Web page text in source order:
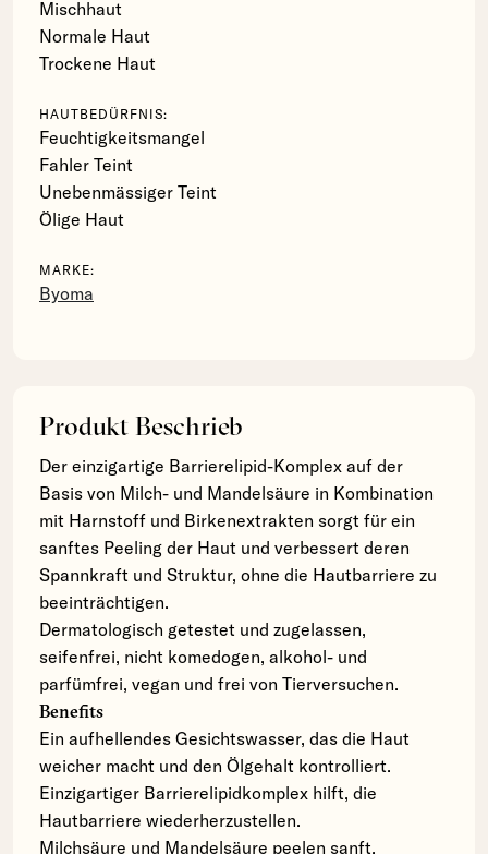
Mischhaut
Normale Haut
Trockene Haut
HAUTBEDÜRFNIS:
Feuchtigkeitsmangel
Fahler Teint
Unebenmässiger Teint
Ölige Haut
MARKE:
Byoma
Produkt Beschrieb
Der einzigartige Barrierelipid-Komplex auf der
Basis von Milch- und Mandelsäure in Kombination
mit Harnstoff und Birkenextrakten sorgt für ein
sanftes Peeling der Haut und verbessert deren
Spannkraft und Struktur, ohne die Hautbarriere zu
beeinträchtigen.
Dermatologisch getestet und zugelassen,
seifenfrei, nicht komedogen, alkohol- und
parfümfrei, vegan und frei von Tierversuchen.
Benefits
Ein aufhellendes Gesichtswasser, das die Haut
weicher macht und den Ölgehalt kontrolliert.
Einzigartiger Barrierelipidkomplex hilft, die
Hautbarriere wiederherzustellen.
Milchsäure und Mandelsäure peelen sanft.